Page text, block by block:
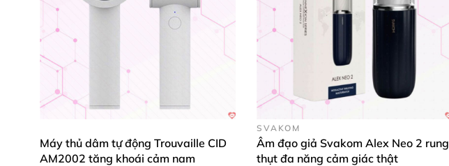
Máy thủ dâm tự động Trouvaille CID
AM2002 tăng khoái cảm nam
SVAKOM
Âm đạo giả Svakom Alex Neo 2 rung
thụt đa năng cảm giác thật